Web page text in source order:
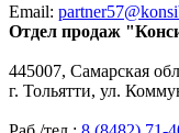
Email:
Отдел продаж
445007, Самарская
г. Тольятти, ул.